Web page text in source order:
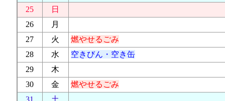
25
日
26
月
27
火
燃やせるごみ
28
水
空きびん・空き缶
29
木
30
金
燃やせるごみ
31
土